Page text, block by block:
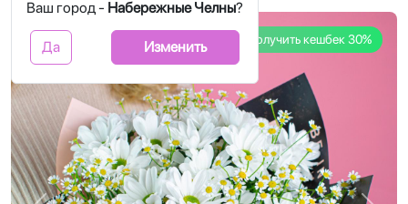
Ваш город - Набережные Челны?
Да Изменить Получить кешбек 30%